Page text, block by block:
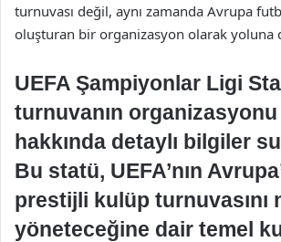
turnuvası değil, aynı zamanda Avrupa
oluşturan bir organizasyon olarak yoluna
UEFA Şampiyonlar Ligi
turnuvanın
hakkında detaylı bilgiler
Bu statü, UEFA’nın
prestijli kulüp turnuvasını
yöneteceğine dair temel